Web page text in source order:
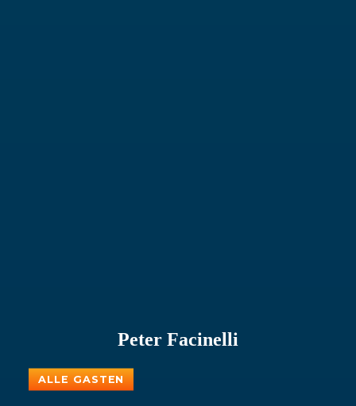
Peter Facinelli
ALLE GASTEN